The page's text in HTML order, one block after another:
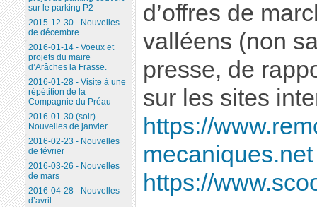
d’offres de
valléens (non
presse, de
sur les sites
https://
mecaniques.net
https://
sur le parking P2
2015-12-30 - Nouvelles
de décembre
2016-01-14 - Voeux et
projets du maire
d’Arâches la Frasse.
2016-01-28 - Visite à une
répétition de la
Compagnie du Préau
2016-01-30 (soir) -
Nouvelles de janvier
2016-02-23 - Nouvelles
de février
2016-03-26 - Nouvelles
de mars
2016-04-28 - Nouvelles
d’avril